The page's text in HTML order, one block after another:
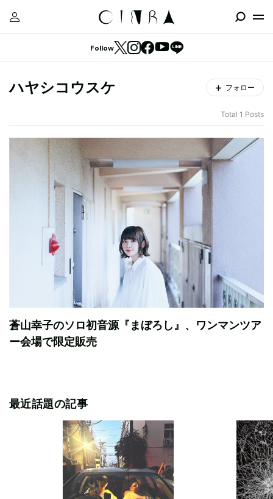
Follow
ハヤシコウスケ フォロー
Total 1 Posts
蒼山幸子のソロ初音源『まぼろし』、ワンマンツア
ー会場で限定販売
最近話題の記事